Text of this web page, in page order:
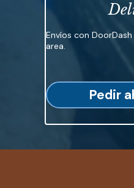
Envíos con
area.
Pedir